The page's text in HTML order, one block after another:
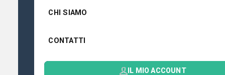
CHI SIAMO
CONTATTI
IL MIO ACCOUNT